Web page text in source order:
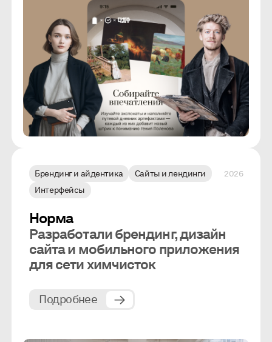
Брендинг и айдентика
Сайты и лендинги
Интерфейсы
2026
Норма
Разработали брендинг, дизайн
сайта и мобильного приложения
для сети химчисток
Подробнее